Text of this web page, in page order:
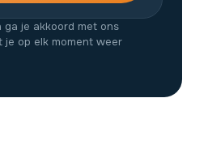
ga je akkoord met ons
je op elk moment weer